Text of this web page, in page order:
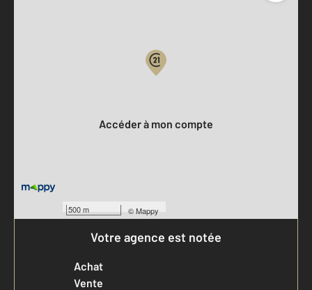
500 m ©Mappy
Accéder à mon compte
Votre agence est notée
Achat
Vente